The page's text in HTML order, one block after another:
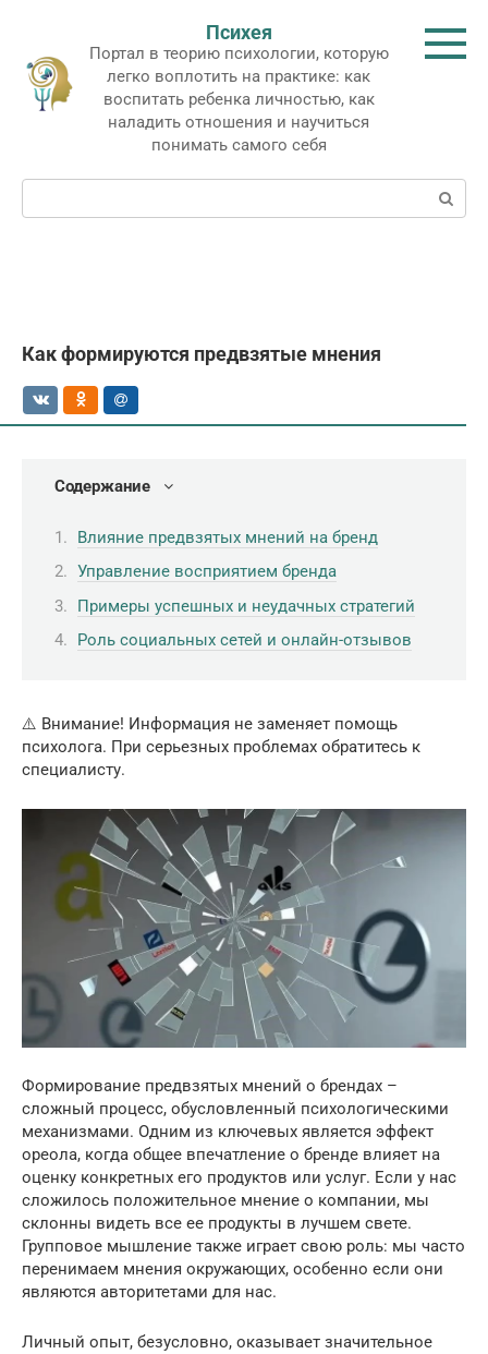
контенту
Психея
Портал в теорию психологии, которую
легко воплотить на практике: как
воспитать ребенка личностью, как
наладить отношения и научиться
понимать самого себя
Поиск:
Как формируются предвзятые мнения
Содержание
Влияние предвзятых мнений на бренд
Управление восприятием бренда
Примеры успешных и неудачных стратегий
Роль социальных сетей и онлайн-отзывов
⚠️ Внимание! Информация не заменяет помощь
психолога. При серьезных проблемах обратитесь к
специалисту.
Формирование предвзятых мнений о брендах –
сложный процесс, обусловленный психологическими
механизмами. Одним из ключевых является эффект
ореола, когда общее впечатление о бренде влияет на
оценку конкретных его продуктов или услуг. Если у нас
сложилось положительное мнение о компании, мы
склонны видеть все ее продукты в лучшем свете.
Групповое мышление также играет свою роль: мы часто
перенимаем мнения окружающих, особенно если они
являются авторитетами для нас.
Личный опыт, безусловно, оказывает значительное